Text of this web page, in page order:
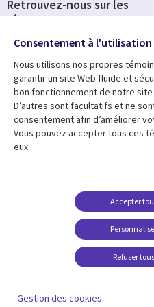
Ressources
Library
Links
Articles
Blog
Retrouvez-nous sur les
réseaux
Social
Media
FRANCE
Consentement à l'utilisation
Nous utilisons nos propres
garantir un site Web fluide et
bon fonctionnement de notre
D’autres sont facultatifs et ne
consentement afin d’améliorer
Vous pouvez accepter tous ces
eux.
Accepter
Refuser
Gestion des cookies